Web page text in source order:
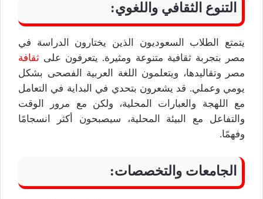
التنوع الثقافي واللغوي:
يتمتع الطلاب السعوديون الذين يختارون الدراسة في
مصر بتجربة ثقافية متنوعة ومثيرة. يتعرفون على ثقافة
مصر وتقاليدها، ويتعلمون اللغة العربية الفصحى بشكل
يومي وعملي. قد يشعرون بتحدي في البداية في التعامل
مع اللهجة والعبارات المحلية، ولكن مع مرور الوقت
والتفاعل مع البيئة المحلية، سيصبحون أكثر انسجامًا
وفهمًا.
الجامعات والتخصصات: